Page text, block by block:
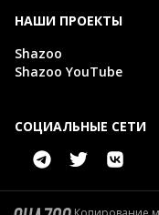
НАШИ ПРОЕКТЫ
Shazoo
Shazoo YouTube
СОЦИАЛЬНЫЕ СЕТИ